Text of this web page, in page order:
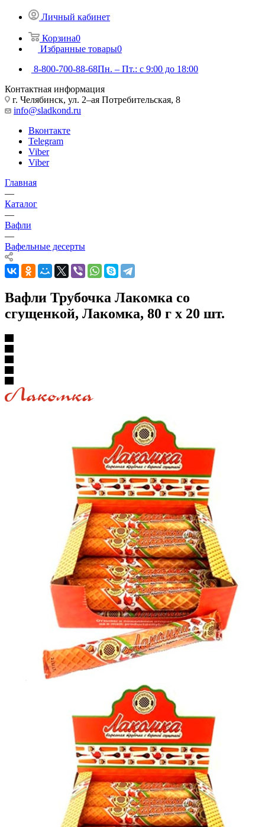
Личный кабинет
Корзина0
Избранные товары0
8-800-700-88-68Пн. – Пт.: с 9:00 до 18:00
Контактная информация
г. Челябинск, ул. 2–ая Потребительская, 8
info@sladkond.ru
Вконтакте
Telegram
Viber
Viber
Главная
—
Каталог
—
Вафли
—
Вафельные десерты
Вафли Трубочка Лакомка со
сгущенкой, Лакомка, 80 г х 20 шт.